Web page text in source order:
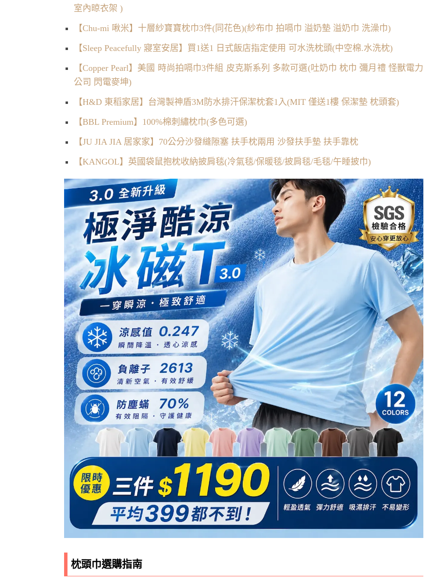
室內晾衣架 )
【Chu-mi 啾米】十層紗寶寶枕巾3件(同花色)(紗布巾 拍嗝巾 溢奶墊 溢奶巾 洗澡巾)
【Sleep Peacefully 寢室安居】買1送1 日式飯店指定使用 可水洗枕頭(中空棉.水洗枕)
【Copper Pearl】美國 時尚拍嗝巾3件組 皮克斯系列 多款可選(吐奶巾 枕巾 彌月禮 怪獸電力
公司 閃電麥坤)
【H&D 東稻家居】台灣製神盾3M防水排汗保潔枕套1入(MIT 僅送1樓 保潔墊 枕頭套)
【BBL Premium】100%棉刺繡枕巾(多色可選)
【JU JIA JIA 居家家】70公分沙發縫隙塞 扶手枕兩用 沙發扶手墊 扶手靠枕
【KANGOL】英國袋鼠抱枕收納披肩毯(冷氣毯/保暖毯/披肩毯/毛毯/午睡披巾)
枕頭巾選購指南